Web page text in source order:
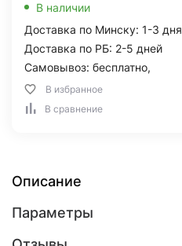
В наличии
Доставка по Минску: 1-3 дня
Доставка по РБ: 2-5 дней
Самовывоз: бесплатно,
В избранное
В сравнение
Описание
Параметры